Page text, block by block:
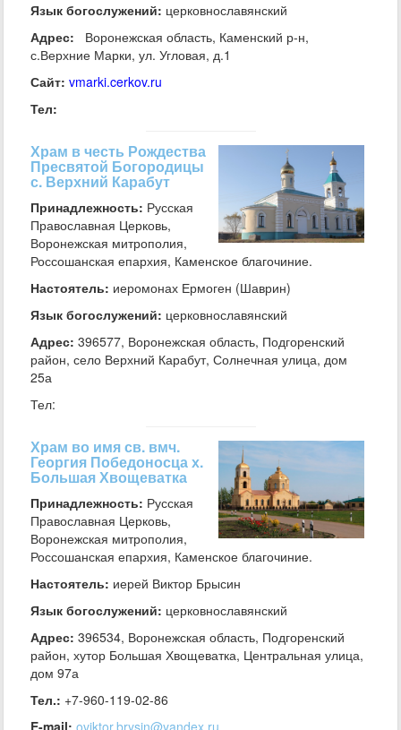
Язык богослужений: церковнославянский
Адрес: Воронежская область, Каменский р-н,
с.Верхние Марки, ул. Угловая, д.1
Сайт: vmarki.cerkov.ru
Тел:
Храм в честь Рождества
Пресвятой Богородицы
с. Верхний Карабут
Принадлежность: Русская
Православная Церковь,
Воронежская митрополия,
Россошанская епархия, Каменское благочиние.
Настоятель: иеромонах Ермоген (Шаврин)
Язык богослужений: церковнославянский
Адрес: 396577, Воронежская область, Подгоренский
район, село Верхний Карабут, Солнечная улица, дом
25а
Тел:
Храм во имя св. вмч.
Георгия Победоносца х.
Большая Хвощеватка
Принадлежность: Русская
Православная Церковь,
Воронежская митрополия,
Россошанская епархия, Каменское благочиние.
Настоятель: иерей Виктор Брысин
Язык богослужений: церковнославянский
Адрес: 396534, Воронежская область, Подгоренский
район, хутор Большая Хвощеватка, Центральная улица,
дом 97а
Тел.: +7-960-119-02-86
E-mail: oviktor.brysin@yandex.ru